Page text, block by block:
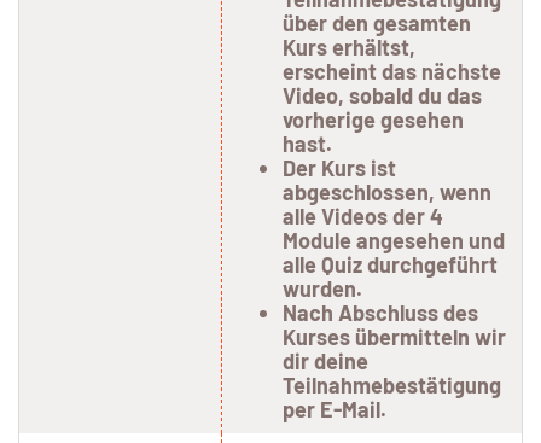
über den gesamten
Kurs erhältst,
erscheint das nächste
Video, sobald du das
vorherige gesehen
hast.
Der Kurs ist
abgeschlossen, wenn
alle Videos der 4
Module angesehen und
alle Quiz durchgeführt
wurden.
Nach Abschluss des
Kurses übermitteln wir
dir deine
Teilnahmebestätigung
per E-Mail.